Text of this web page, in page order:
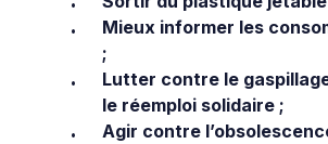
Mieux informer les
;
Lutter contre le
le réemploi solidaire ;
Agir contre